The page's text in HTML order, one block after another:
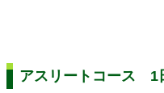
アスリートコース 1